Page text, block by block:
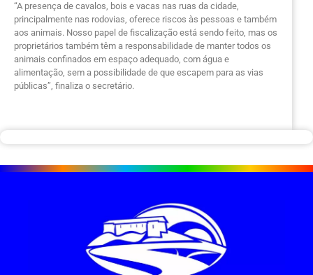
“A presença de cavalos, bois e vacas nas ruas da cidade,
principalmente nas rodovias, oferece riscos às pessoas e também
aos animais. Nosso papel de fiscalização está sendo feito, mas os
proprietários também têm a responsabilidade de manter todos os
animais confinados em espaço adequado, com água e
alimentação, sem a possibilidade de que escapem para as vias
públicas”, finaliza o secretário.